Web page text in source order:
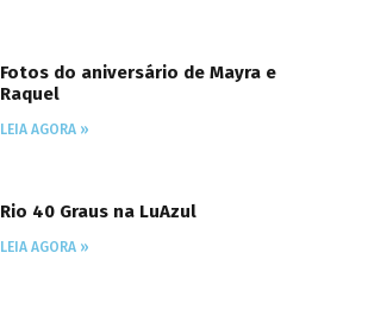
Fotos do aniversário de Mayra e
Raquel
LEIA AGORA »
Rio 40 Graus na LuAzul
LEIA AGORA »